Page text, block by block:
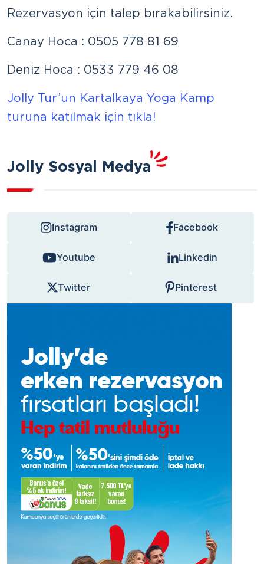
Rezervasyon için talep bırakabilirsiniz.
Canay Hoca : 0505 778 81 69
Deniz Hoca : 0533 779 46 08
Jolly Tur’un Kartalkaya Yoga Kamp
turuna katılmak için tıkla!
Jolly Sosyal Medya
Instagram Facebook
Youtube Linkedin
Twitter Pinterest